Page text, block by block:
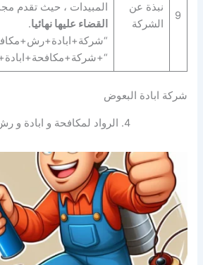
9
نبذة عن
الشركة
المبيدات ، حيث تقدم
القضاء عليها نهائيا.
شركة ابادة البعوض
4. الرواد لمكافحة و ابادة و رش البعوض